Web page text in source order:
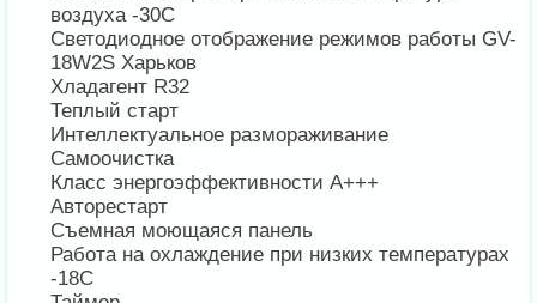
воздуха -30С
Светодиодное отображение режимов работы GV-
18W2S Харьков
Хладагент R32
Теплый старт
Интеллектуальное размораживание
Самоочистка
Класс энергоэффективности А+++
Авторестарт
Съемная моющаяся панель
Работа на охлаждение при низких температурах
-18С